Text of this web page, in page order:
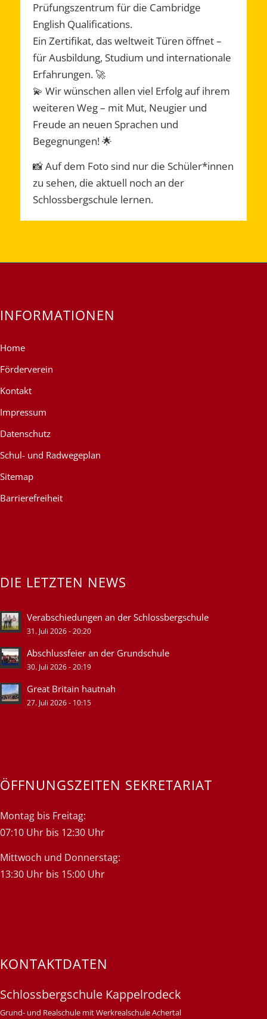
Prüfungszentrum für die Cambridge
English Qualifications.
Ein Zertifikat, das weltweit Türen öffnet –
für Ausbildung, Studium und internationale
Erfahrungen. 🚀
💫 Wir wünschen allen viel Erfolg auf ihrem
weiteren Weg – mit Mut, Neugier und
Freude an neuen Sprachen und
Begegnungen! 🌟
📸 Auf dem Foto sind nur die Schüler*innen
zu sehen, die aktuell noch an der
Schlossbergschule lernen.
INFORMATIONEN
Home
Förderverein
Kontakt
Impressum
Datenschutz
Schul- und Radwegeplan
Sitemap
Barrierefreiheit
DIE LETZTEN NEWS
Verabschiedungen an der Schlossbergschule
31. Juli 2026 - 20:20
Abschlussfeier an der Grundschule
30. Juli 2026 - 20:19
Great Britain hautnah
27. Juli 2026 - 10:15
ÖFFNUNGSZEITEN SEKRETARIAT
Montag bis Freitag:
07:10 Uhr bis 12:30 Uhr
Mittwoch und Donnerstag:
13:30 Uhr bis 15:00 Uhr
KONTAKTDATEN
Schlossbergschule Kappelrodeck
Grund- und Realschule mit Werkrealschule Achertal